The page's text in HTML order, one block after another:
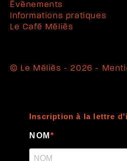
Évènements
Informations pratiques
Le Café Méliès
© Le Méliès - 2026 -
Inscription à la lettre
NOM